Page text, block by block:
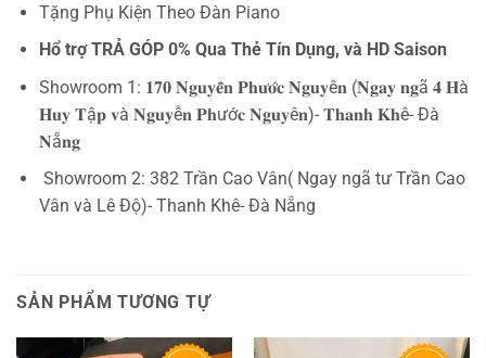
Tặng Phụ Kiện Theo Đàn Piano
Hổ trợ TRẢ GÓP 0% Qua Thẻ Tín Dụng, và HD Saison
Showroom 1: 𝟏𝟕𝟎 𝐍𝐠𝐮𝐲𝐞̂̃𝐧 𝐏𝐡𝐮̛𝐨̛́𝐜 𝐍𝐠𝐮𝐲ê𝐧 (𝐍𝐠𝐚𝐲 𝐧𝐠ã 𝟒 𝐇à
𝐇𝐮𝐲 𝐓ậ𝐩 𝐯à 𝐍𝐠𝐮𝐲ễ𝐧 𝐏𝐡ướ𝐜 𝐍𝐠𝐮𝐲ê𝐧)- 𝐓𝐡𝐚𝐧𝐡 𝐊𝐡ê- Đà
𝐍ẵ𝐧𝐠
Showroom 2: 382 Trần Cao Vân( Ngay ngã tư Trần Cao
Vân và Lê Độ)- Thanh Khê- Đà Nẵng
SẢN PHẨM TƯƠNG TỰ